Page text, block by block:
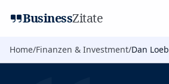
BusinessZitate
Home/Finanzen & Investment/Dan Loeb